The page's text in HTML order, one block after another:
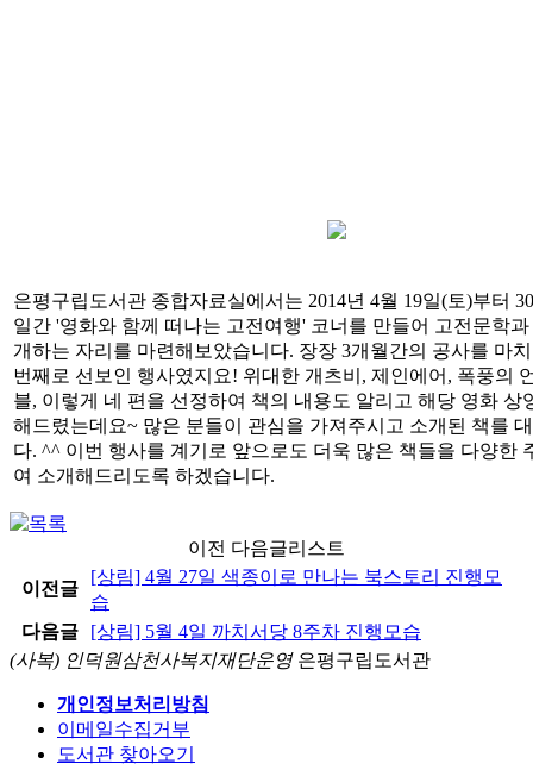
은평구립도서관 종합자료실에서는 2014년 4월 19일(토)부터
일간 '영화와 함께 떠나는 고전여행' 코너를 만들어 고전문학
개하는 자리를 마련해보았습니다. 장장 3개월간의 공사를 마
번째로 선보인 행사였지요! 위대한 개츠비, 제인에어, 폭풍의
블, 이렇게 네 편을 선정하여 책의 내용도 알리고 해당 영화 상
해드렸는데요~ 많은 분들이 관심을 가져주시고 소개된 책를
다. ^^ 이번 행사를 계기로 앞으로도 더욱 많은 책들을 다양한
여 소개해드리도록 하겠습니다.
이전 다음글리스트
이전글
[상림] 4월 27일 색종이로 만나는 북스토리 진행모
습
다음글
[상림] 5월 4일 까치서당 8주차 진행모습
(사복) 인덕원삼천사복지재단운영은평구립도서관
개인정보처리방침
이메일수집거부
도서관 찾아오기